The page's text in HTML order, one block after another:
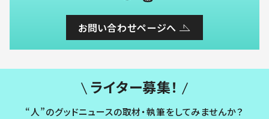
お問い合わせページへ
ライター募集！
“人”のグッドニュースの取材・執筆をしてみませんか？